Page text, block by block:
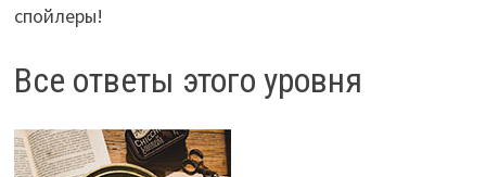
спойлеры!
Все ответы этого уровня